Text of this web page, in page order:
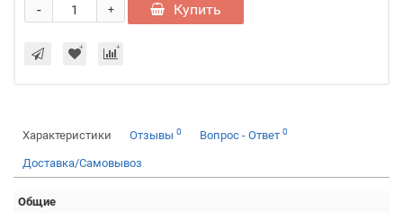
+
- Купить
Характеристики Отзывы 0 Вопрос - Ответ 0
Доставка/Самовывоз
Общие